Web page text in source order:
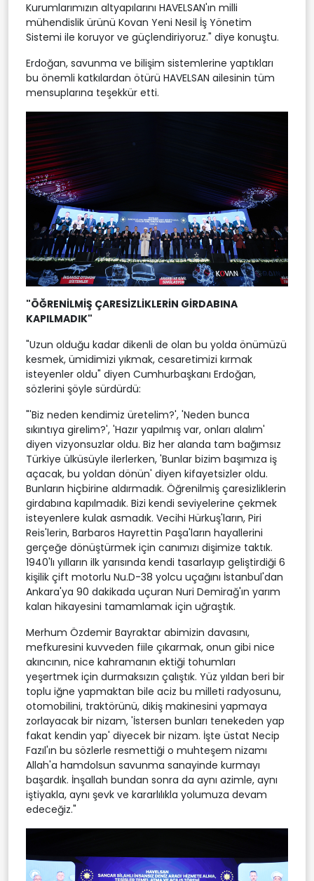
Kurumlarımızın altyapılarını HAVELSAN'ın milli
mühendislik ürünü Kovan Yeni Nesil İş Yönetim
Sistemi ile koruyor ve güçlendiriyoruz." diye konuştu.
Erdoğan, savunma ve bilişim sistemlerine yaptıkları
bu önemli katkılardan ötürü HAVELSAN ailesinin tüm
mensuplarına teşekkür etti.
"ÖĞRENİLMİŞ ÇARESİZLİKLERİN GİRDABINA
KAPILMADIK"
"Uzun olduğu kadar dikenli de olan bu yolda önümüzü
kesmek, ümidimizi yıkmak, cesaretimizi kırmak
isteyenler oldu" diyen Cumhurbaşkanı Erdoğan,
sözlerini şöyle sürdürdü:
"'Biz neden kendimiz üretelim?', 'Neden bunca
sıkıntıya girelim?', 'Hazır yapılmış var, onları alalım'
diyen vizyonsuzlar oldu. Biz her alanda tam bağımsız
Türkiye ülküsüyle ilerlerken, 'Bunlar bizim başımıza iş
açacak, bu yoldan dönün' diyen kifayetsizler oldu.
Bunların hiçbirine aldırmadık. Öğrenilmiş çaresizliklerin
girdabına kapılmadık. Bizi kendi seviyelerine çekmek
isteyenlere kulak asmadık. Vecihi Hürkuş'ların, Piri
Reis'lerin, Barbaros Hayrettin Paşa'ların hayallerini
gerçeğe dönüştürmek için canımızı dişimize taktık.
1940'lı yılların ilk yarısında kendi tasarlayıp geliştirdiği 6
kişilik çift motorlu Nu.D-38 yolcu uçağını İstanbul'dan
Ankara'ya 90 dakikada uçuran Nuri Demirağ'ın yarım
kalan hikayesini tamamlamak için uğraştık.
Merhum Özdemir Bayraktar abimizin davasını,
mefkuresini kuvveden fiile çıkarmak, onun gibi nice
akıncının, nice kahramanın ektiği tohumları
yeşertmek için durmaksızın çalıştık. Yüz yıldan beri bir
toplu iğne yapmaktan bile aciz bu milleti radyosunu,
otomobilini, traktörünü, dikiş makinesini yapmaya
zorlayacak bir nizam, 'İstersen bunları tenekeden yap
fakat kendin yap' diyecek bir nizam. İşte üstat Necip
Fazıl'ın bu sözlerle resmettiği o muhteşem nizamı
Allah'a hamdolsun savunma sanayinde kurmayı
başardık. İnşallah bundan sonra da aynı azimle, aynı
iştiyakla, aynı şevk ve kararlılıkla yolumuza devam
edeceğiz."